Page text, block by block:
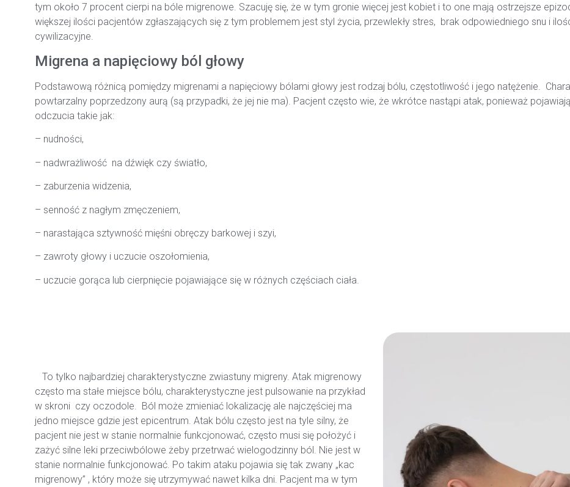
tym około 7 procent cierpi na bóle migrenowe. Szacuję się, że w tym gronie więcej jest kobiet i to one mają ostrzejsze
większej ilości pacjentów zgłaszających się z tym problemem jest styl życia, przewlekły stres, brak odpowiedniego snu i
cywilizacyjne.
Migrena a napięciowy ból głowy
Podstawową różnicą pomiędzy migrenami a napięciowy bólami głowy jest rodzaj bólu, częstotliwość i jego natężenie.
powtarzalny poprzedzony aurą (są przypadki, że jej nie ma). Pacjent często wie, że wkrótce nastąpi atak, ponieważ
odczucia takie jak:
– nudności,
– nadwrażliwość na dźwięk czy światło,
– zaburzenia widzenia,
– senność z nagłym zmęczeniem,
– narastająca sztywność mięśni obręczy barkowej i szyi,
– zawroty głowy i uczucie oszołomienia,
– uczucie gorąca lub cierpnięcie pojawiające się w różnych częściach ciała.
To tylko najbardziej charakterystyczne zwiastuny migreny. Atak migrenowy
często ma stałe miejsce bólu, charakterystyczne jest pulsowanie na przykład
w skroni czy oczodole. Ból może zmieniać lokalizację ale najczęściej ma
jedno miejsce gdzie jest epicentrum. Atak bólu często jest na tyle silny, że
pacjent nie jest w stanie normalnie funkcjonować, często musi się położyć i
zażyć silne leki przeciwbólowe żeby przetrwać wielogodzinny ból. Nie jest w
stanie normalnie funkcjonować. Po takim ataku pojawia się tak zwany „kac
migrenowy” , który może się utrzymywać nawet kilka dni. Pacjent ma w tym